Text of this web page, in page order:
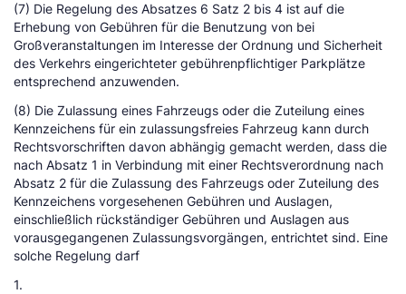
(7) Die Regelung des Absatzes 6 Satz 2 bis 4 ist auf die
Erhebung von Gebühren für die Benutzung von bei
Großveranstaltungen im Interesse der Ordnung und Sicherheit
des Verkehrs eingerichteter gebührenpflichtiger Parkplätze
entsprechend anzuwenden.
(8) Die Zulassung eines Fahrzeugs oder die Zuteilung eines
Kennzeichens für ein zulassungsfreies Fahrzeug kann durch
Rechtsvorschriften davon abhängig gemacht werden, dass die
nach Absatz 1 in Verbindung mit einer Rechtsverordnung nach
Absatz 2 für die Zulassung des Fahrzeugs oder Zuteilung des
Kennzeichens vorgesehenen Gebühren und Auslagen,
einschließlich rückständiger Gebühren und Auslagen aus
vorausgegangenen Zulassungsvorgängen, entrichtet sind. Eine
solche Regelung darf
1.